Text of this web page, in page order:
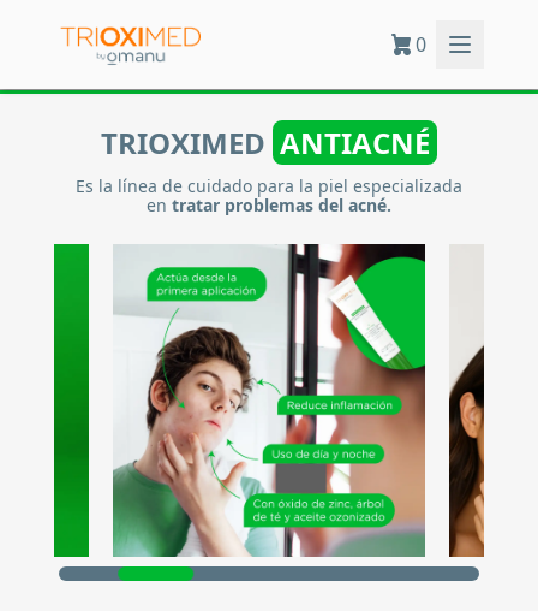
0
TRIOXIMED ANTIACNÉ
Es la línea de cuidado para la piel especializada
en tratar problemas del acné.